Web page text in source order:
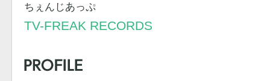
ちぇんじあっぷ
TV-FREAK RECORDS